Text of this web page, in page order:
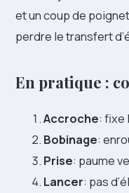
et un coup de
perdre le transfert
En pratique :
Accroche: fixe
Bobinage:
Prise: paume
Lancer: pas